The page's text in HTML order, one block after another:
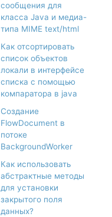
сообщения для
класса Java и медиа-
типа MIME text/html
Как отсортировать
список объектов
локали в интерфейсе
списка с помощью
компаратора в java
Создание
FlowDocument в
потоке
BackgroundWorker
Как использовать
абстрактные методы
для установки
закрытого поля
данных?